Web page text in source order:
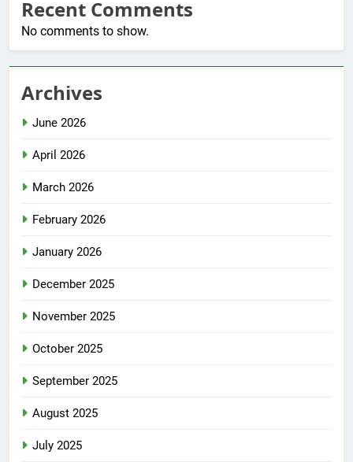
Recent Comments
No comments to show.
Archives
June 2026
April 2026
March 2026
February 2026
January 2026
December 2025
November 2025
October 2025
September 2025
August 2025
July 2025